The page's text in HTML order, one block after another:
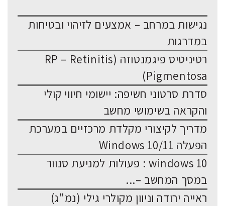
נגישות במרחב – אמצעים לזיהוי ובטיחות
במדרגות
רטיניטיס פיגמנטוזה (RP – Retinitis
Pigmentosa)
סדרת סרטוני חשיפה: יישומי חיווי קולי
והקראה בשימושי מחשב
מדריך לקיצורי מקלדת מרכזיים במערכת
הפעלה Windows 10/11
windows 10 : פעולות למניעת סנוור
במסך המחשב –...
ראייה ירודה וניוון מקולרי גילי (נמ"ג)